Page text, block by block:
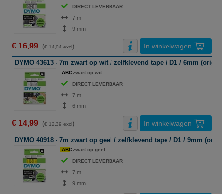
DIRECT LEVERBAAR
7 m
9 mm
€ 16,99 (€ 14,04 excl) In winkelwagen
DYMO 43613 - 7m zwart op wit / zelfklevend tape / D1 / 6mm
ABCzwart op wit
DIRECT LEVERBAAR
7 m
6 mm
€ 14,99 (€ 12,39 excl) In winkelwagen
DYMO 40918 - 7m zwart op geel / zelfklevend tape / D1 / 9mm
ABCzwart op geel
DIRECT LEVERBAAR
7 m
9 mm